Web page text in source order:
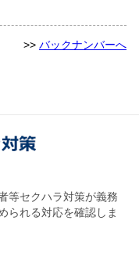
>> バックナンバーへ
等セクハラ対策が義務
られる対応を確認しま